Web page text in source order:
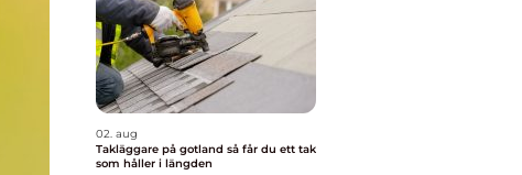
02. aug
Takläggare på gotland så får du ett tak
som håller i längden